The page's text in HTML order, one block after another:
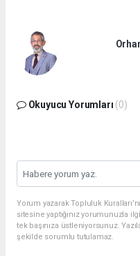
Okuyucu Yorumları (0)
Yorum yazarak Topluluk
sitesine yaptığınız yorumunuzla
tek başınıza üstleniyorsunuz.
şekilde sorumlu tutulamaz.